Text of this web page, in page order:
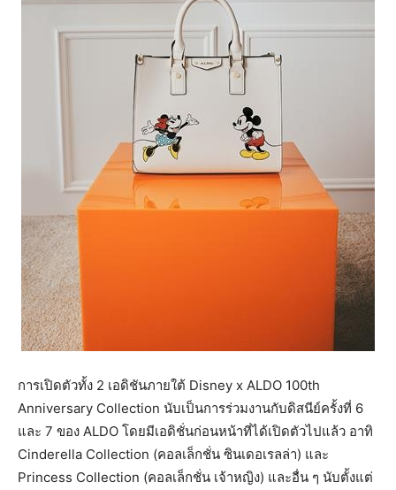
การเปิดตัวทั้ง 2 เอดิชันภายใต้ Disney x ALDO 100th
Anniversary Collection นับเป็นการร่วมงานกับดิสนีย์ครั้งที่ 6
และ 7 ของ ALDO โดยมีเอดิชั่นก่อนหน้าที่ได้เปิดตัวไปแล้ว อาทิ
Cinderella Collection (คอลเล็กชั่น ซินเดอเรลล่า) และ
Princess Collection (คอลเล็กชั่น เจ้าหญิง) และอื่น ๆ นับตั้งแต่